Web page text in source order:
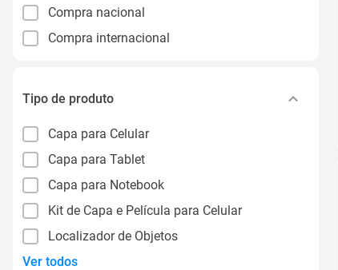
Compra nacional
Compra internacional
Tipo de produto
Capa para Celular
Capa para Tablet
Capa para Notebook
Kit de Capa e Película para Celular
Localizador de Objetos
Ver todos